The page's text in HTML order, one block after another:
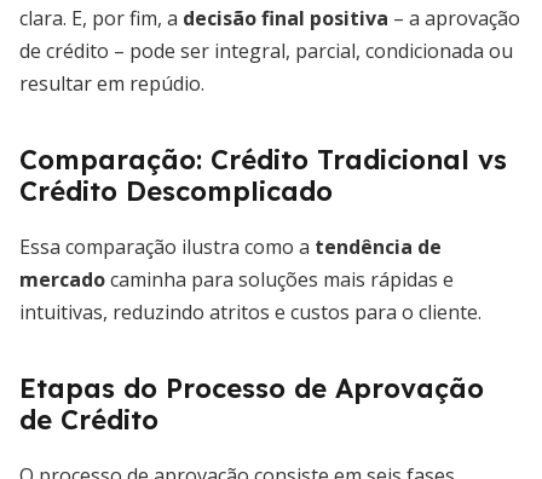
clara. E, por fim, a decisão final positiva – a aprovação
de crédito – pode ser integral, parcial, condicionada ou
resultar em repúdio.
Comparação: Crédito Tradicional vs
Crédito Descomplicado
Essa comparação ilustra como a tendência de
mercadocaminha para soluções mais rápidas e
intuitivas, reduzindo atritos e custos para o cliente.
Etapas do Processo de Aprovação
de Crédito